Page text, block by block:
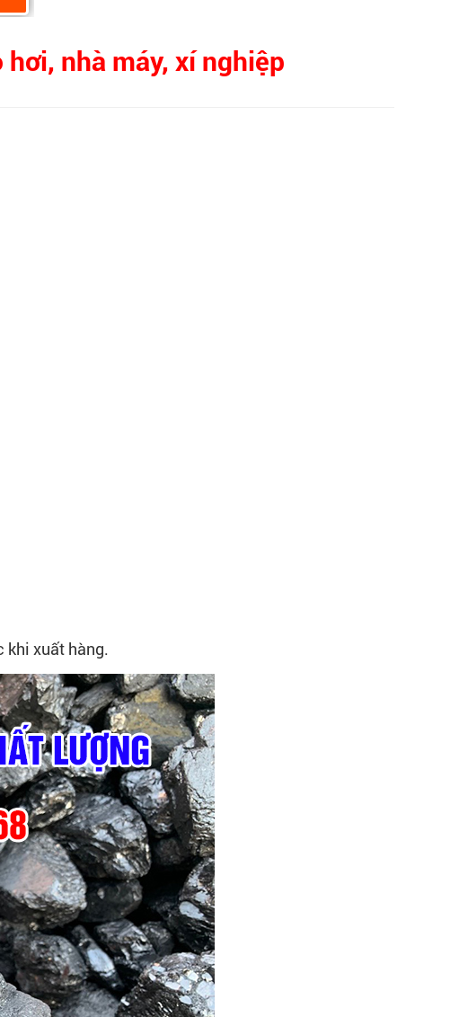
nhà máy, xí nghiệp
khi xuất hàng.